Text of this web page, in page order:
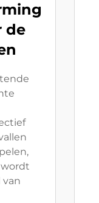
de
van